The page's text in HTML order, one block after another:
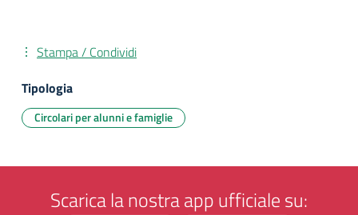
Stampa / Condividi
Tipologia
Circolari per alunni e famiglie
Scarica la nostra app ufficiale su: